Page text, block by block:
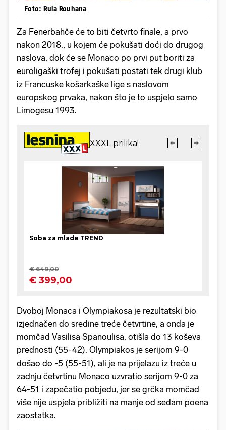
Foto: Rula Rouhana
Za Fenerbahče će to biti četvrto finale, a prvo
nakon 2018., u kojem će pokušati doći do drugog
naslova, dok će se Monaco po prvi put boriti za
euroligaški trofej i pokušati postati tek drugi klub
iz Francuske košarkaške lige s naslovom
europskog prvaka, nakon što je to uspjelo samo
Limogesu 1993.
Dvoboj Monaca i Olympiakosa je rezultatski bio
izjednačen do sredine treće četvrtine, a onda je
momčad Vasilisa Spanoulisa, otišla do 13 koševa
prednosti (55-42). Olympiakos je serijom 9-0
došao do -5 (55-51), ali je na prijelazu iz treće u
zadnju četvrtinu Monaco uzvratio serijom 9-0 za
64-51 i zapečatio pobjedu, jer se grčka momčad
više nije uspjela približiti na manje od sedam poena
zaostatka.